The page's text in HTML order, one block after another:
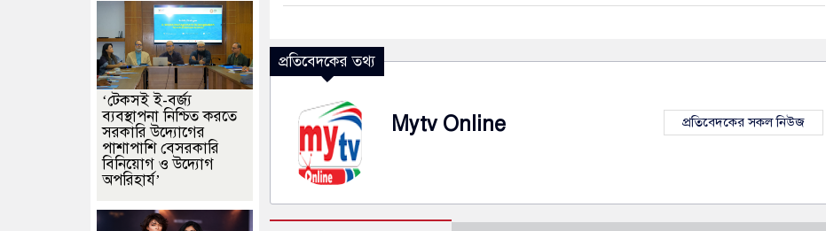
প্রতিবেদকের তথ্য
Mytv Online প্রতিবেদকের সকল নিউজ
‘টেকসই ই-বর্জ্য
ব্যবস্থাপনা নিশ্চিত করতে
সরকারি উদ্যোগের
পাশাপাশি বেসরকারি
বিনিয়োগ ও উদ্যোগ
অপরিহার্য’